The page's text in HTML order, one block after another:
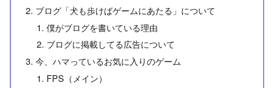
ブログ「犬も歩けばゲームにあたる」について
僕がブログを書いている理由
ブログに掲載してる広告について
今、ハマっているお気に入りのゲーム
FPS（メイン）